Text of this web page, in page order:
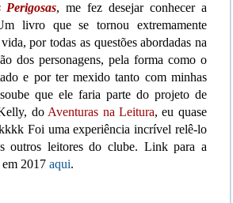
Perigosas, me fez desejar conhecer a
livro que se tornou extremamente
por todas as questões abordadas na
dos personagens, pela forma como o
e por ter mexido tanto com minhas
que ele faria parte do projeto de
do Aventuras na Leitura, eu quase
Foi uma experiência incrível relê-lo
outros leitores do clube. Link para a
2017 aqui.